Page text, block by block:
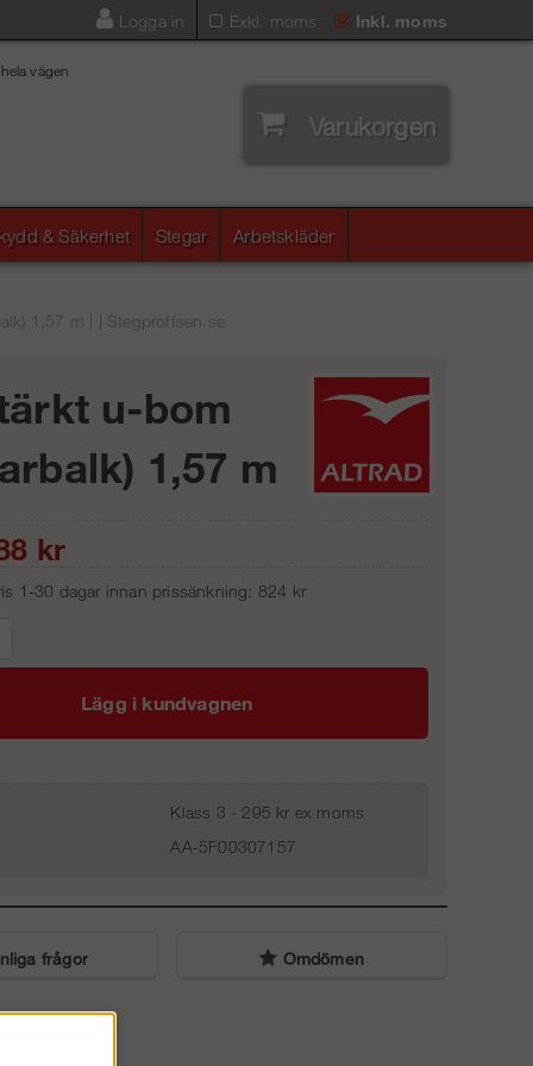
Exkl. moms Inkl. moms
Logga in
vägen
Varukorgen
& Säkerhet Stegar Arbetskläder
1,57 m | | Stegproffsen.se
u-bom
1,57 m
kr
1-30 dagar innan prissänkning: 824 kr
Lägg i kundvagnen
Klass 3 - 295 kr ex moms
AA-5F00307157
frågor Omdömen